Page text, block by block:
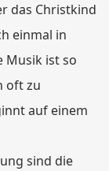
das Christkind
einmal in
Musik ist so
oft zu
auf einem
sind die